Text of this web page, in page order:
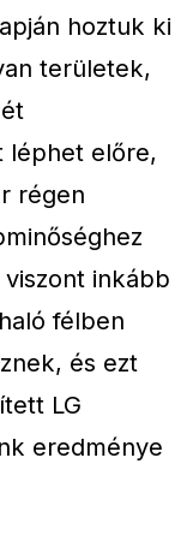
hoztuk ki
területek,
léphet előre,
régen
inkább
félben
és ezt
LG
eredménye